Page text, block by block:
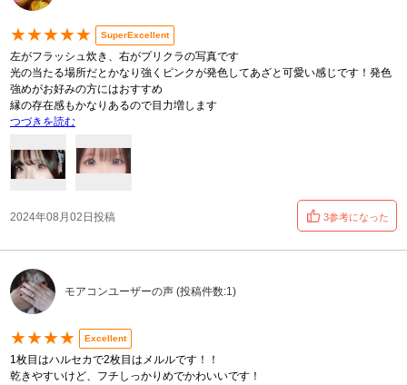
★★★★★ SuperExcellent
左がフラッシュ炊き、右がプリクラの写真です
光の当たる場所だとかなり強くピンクが発色してあざと可愛い感じです！発色
強めがお好みの方にはおすすめ
縁の存在感もかなりあるので目力増します
つづきを読む
2024年08月02日投稿 3参考になった
モアコンユーザーの声 (投稿件数:1)
★★★★ Excellent
1枚目はハルセカで2枚目はメルルです！！
乾きやすいけど、フチしっかりめでかわいいです！